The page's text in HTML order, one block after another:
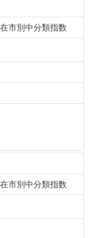
市別中分類指数
市別中分類指数